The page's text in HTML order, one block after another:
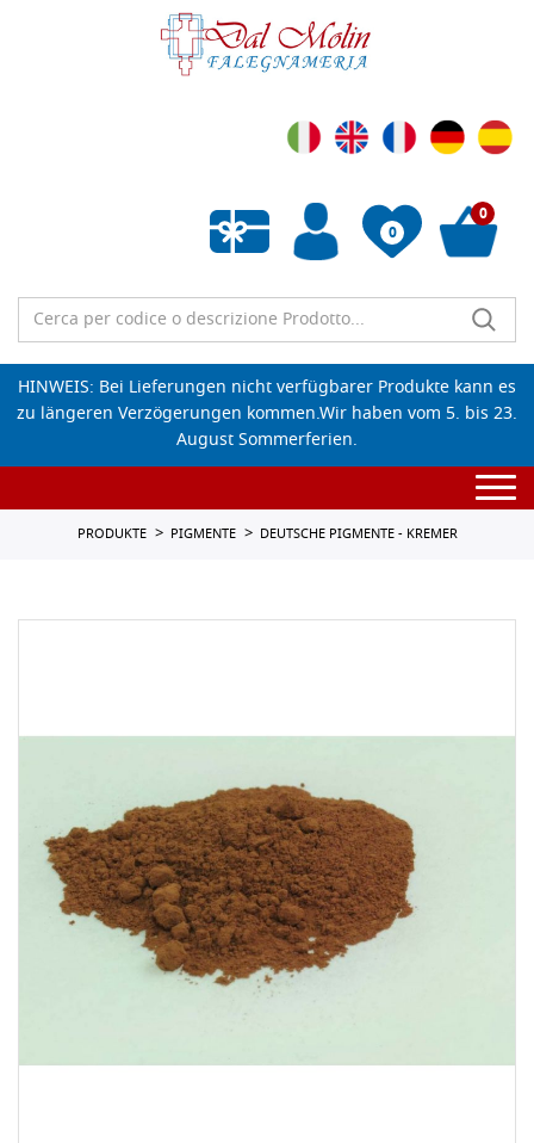
0
Wunschliste leeren
0
HINWEIS: Bei Lieferungen nicht verfügbarer Produkte kann es
zu längeren Verzögerungen kommen.Wir haben vom 5. bis 23.
August Sommerferien.
PRODUKTE PIGMENTE DEUTSCHE PIGMENTE - KREMER